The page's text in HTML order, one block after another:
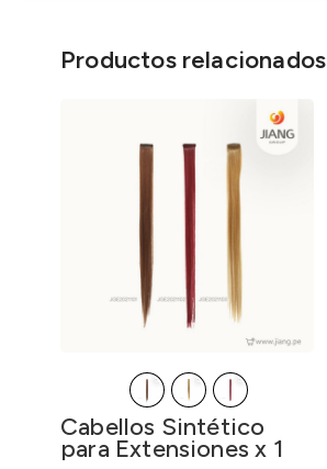
Productos relacionados
Cabellos Sintético
para Extensiones x 1